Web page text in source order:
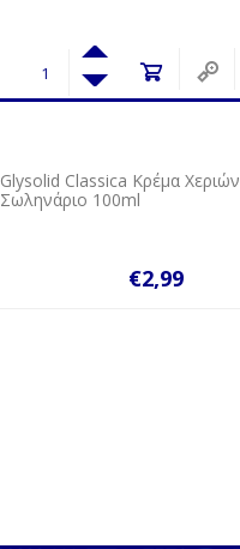
Glysolid Classica Κρέμα Χεριών
Σωληνάριο 100ml
€2,99